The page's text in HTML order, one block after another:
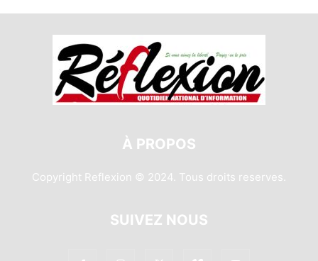
À PROPOS
Copyright Reflexion © 2024. Tous droits reserves.
SUIVEZ NOUS